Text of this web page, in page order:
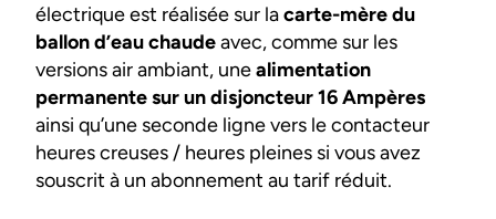
électrique est réalisée sur lacarte-mère du
ballon d’eau chaudeavec, comme sur les
versions air ambiant, unealimentation
permanente sur un disjoncteur 16 Ampères
ainsi qu’une seconde ligne vers le contacteur
heures creuses / heures pleines si vous avez
souscrit à un abonnement au tarif réduit.